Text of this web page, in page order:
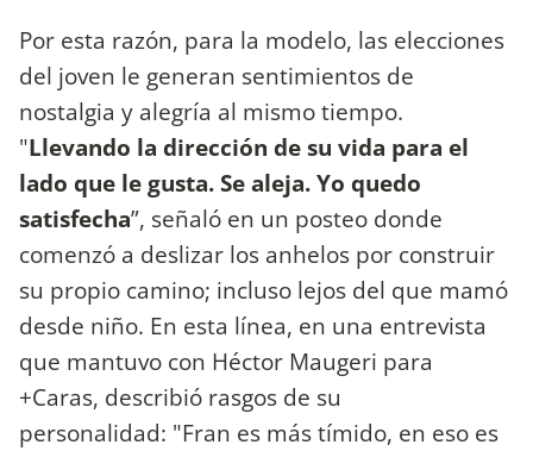
Por esta razón, para la modelo, las elecciones
del joven le generan sentimientos de
nostalgia y alegría al mismo tiempo.
"Llevando la dirección de su vida para el
lado que le gusta. Se aleja. Yo quedo
satisfecha”, señaló en un posteo donde
comenzó a deslizar los anhelos por construir
su propio camino; incluso lejos del que mamó
desde niño. En esta línea, en una entrevista
que mantuvo con Héctor Maugeri para
+Caras, describió rasgos de su
personalidad: "Fran es más tímido, en eso es